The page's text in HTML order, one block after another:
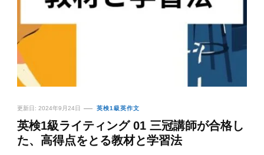
更新日: 2024年9月24日 英検1級英作文
英検1級ライティング 01 三冠講師が合格し
た、高得点をとる教材と学習法